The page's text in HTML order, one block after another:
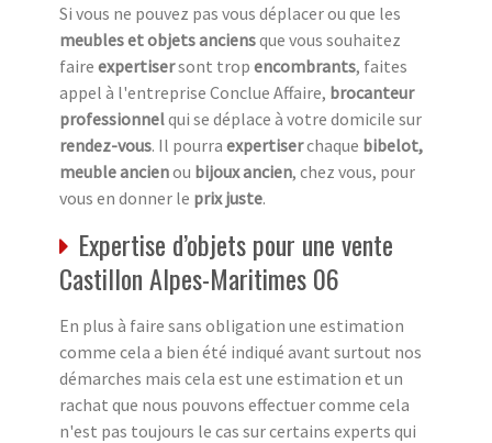
Si vous ne pouvez pas vous déplacer ou que les
meubles et objets anciensque vous souhaitez
faire expertisersont trop encombrants, faites
appel à l'entreprise Conclue Affaire, brocanteur
professionnelqui se déplace à votre domicile sur
rendez-vous. Il pourra expertiserchaque bibelot,
meuble ancienou bijoux ancien, chez vous, pour
vous en donner le prix juste.
Expertise d’objets pour une vente
Castillon Alpes-Maritimes 06
En plus à faire sans obligation une estimation
comme cela a bien été indiqué avant surtout nos
démarches mais cela est une estimation et un
rachat que nous pouvons effectuer comme cela
n'est pas toujours le cas sur certains experts qui